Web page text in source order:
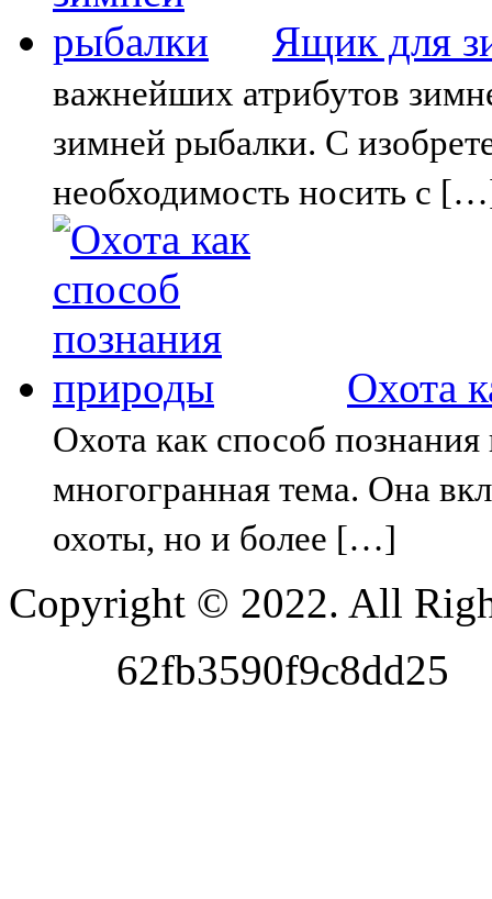
Ящик для
важнейших атрибутов
зимней рыбалки. С
необходимость носить с
Охота
Охота как способ
многогранная тема. Она
охоты, но и более […]
Copyright © 2022. All
62fb3590f9c8dd25